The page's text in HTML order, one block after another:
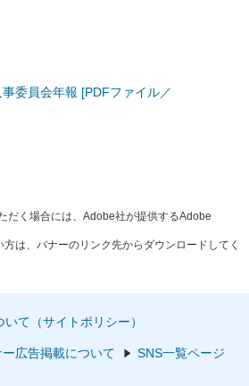
委員会年報 [PDFファイル／
だく場合には、Adobe社が提供するAdobe
は、バナーのリンク先からダウンロードしてく
て（サイトポリシー）
広告掲載について SNS一覧ページ